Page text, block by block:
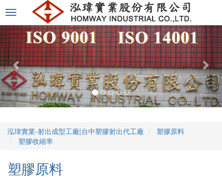
選
單
切
換
泓瑋實業-射出成型工廠|台中塑膠射出代工廠
塑膠原料
塑膠收縮率
塑膠原料